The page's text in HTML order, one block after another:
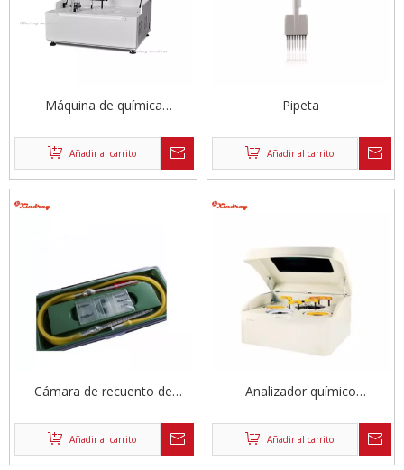
Máquina de química
Añadir al carrito
Pipeta
Añadir al carrito
Cámara de recuento de
Añadir al carrito
Analizador químico
400T/hora
Añadir al carrito